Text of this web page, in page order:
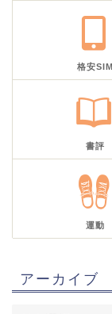
格安SIM
書評
運動
アーカイブ